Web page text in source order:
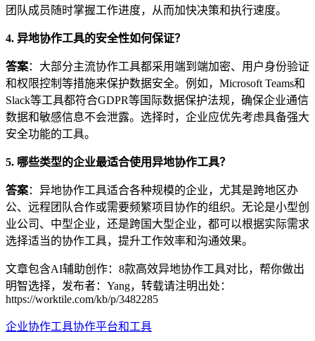
团队成员随时掌握工作进度，从而加快决策和执行速度。
4. 异地协作工具的安全性如何保证？
答案：大部分主流协作工具都采用端到端加密、用户身份验证
和权限控制等措施来保护数据安全。例如，Microsoft Teams和
Slack等工具都符合GDPR等国际数据保护法规，确保企业通信
数据和敏感信息不会泄露。选择时，企业应优先考虑具备强大
安全功能的工具。
5. 哪些类型的企业最适合使用异地协作工具？
答案：异地协作工具适合各种规模的企业，尤其是跨地区办
公、远程团队合作或需要频繁项目协作的组织。无论是小型创
业公司、中型企业，还是跨国大型企业，都可以根据实际需求
选择适当的协作工具，提升工作效率和沟通效果。
文章包含AI辅助创作：8款高效异地协作工具对比，帮你做出
明智选择，发布者：Yang，转载请注明出处：
https://worktile.com/kb/p/3482285
企业协作工具协作平台和工具